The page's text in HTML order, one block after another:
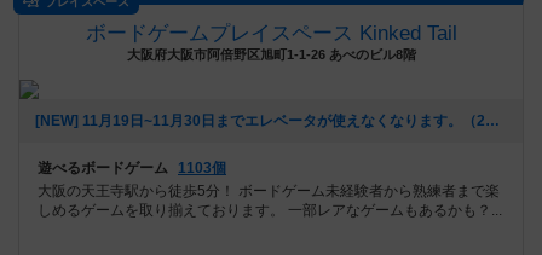
ボードゲームプレイスペース Kinked Tail
大阪府大阪市阿倍野区旭町1-1-26 あべのビル8階
[NEW] 11月19日~11月30日までエレベータが使えなくなります。（2025年10月20日 16時13分）
遊べるボードゲーム
1103個
大阪の天王寺駅から徒歩5分！ ボードゲーム未経験者から熟練者まで楽
しめるゲームを取り揃えております。 一部レアなゲームもあるかも？...